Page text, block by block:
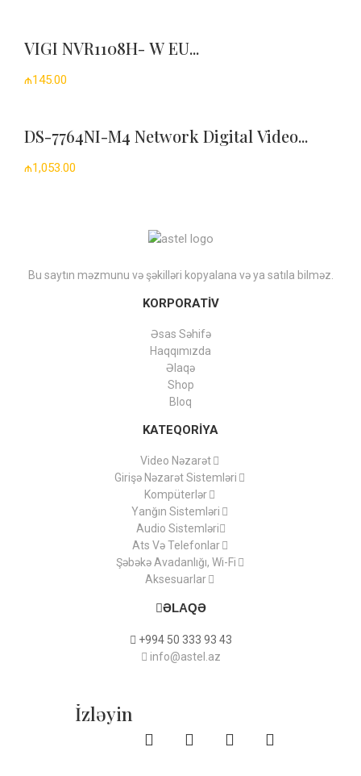
VIGI NVR1108H- W EU...
₼145.00
DS-7764NI-M4 Network Digital Video...
₼1,053.00
Bu saytın məzmunu və şəkilləri kopyalana və ya satıla bilməz.
KORPORATİV
Əsas Səhifə
Haqqımızda
Əlaqə
Shop
Bloq
KATEQORİYA
Video Nəzarət
Girişə Nəzarət Sistemləri
Kompüterlər
Yanğın Sistemləri
Audio Sistemləri
Ats Və Telefonlar
Şəbəkə Avadanlığı, Wi-Fi
Aksesuarlar
ƏLAQƏ
+994 50 333 93 43
info@astel.az
İzləyin